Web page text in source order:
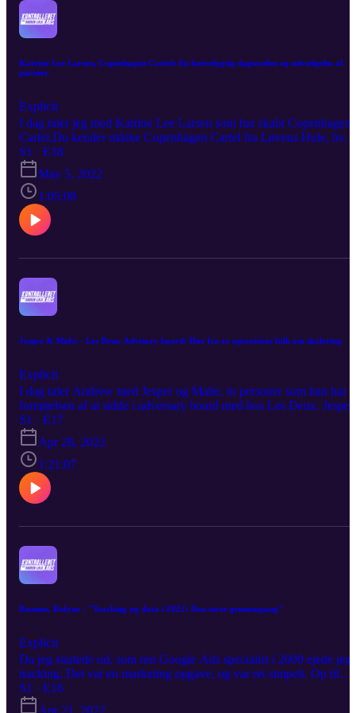
påtager hun sig i de virksomheder hun går ind i? Det og meget
får du svar på i ugens afnsit af #KontrolleretKaos. Det her er min
snak med Business angle, Louise.
Katrine Lee Larsen, Copenhagen Cartel: En bæredygtig dagsorden og udvælgelse af
partner
Explicit
I dag taler jeg med Katrine Lee Larsen som har skabt Copenhagen
Cartel.Du kender måske Copenhagen Cartel fra Løvens Hule, hvor
de fik en investering til at videreudvikle deres bæredygtige
tøjkollektioner. Hvad har hun fået ud af at få en investering og
investor med ombord? Hvad fik Katrine til at indse at hun havde
behov for en partner og hvordan udvalgte hun Anne Karina til at
blive partner?Det og meget mere vi taler om i ugens episode af
Kontrolleret Kaos.
S1 · E18
May 5, 2022
1:05:08
Jesper & Malte - Les Deux Advisory board: Hør fra to operations folk om skalering
Explicit
I dag taler Andrew med Jesper og Malte, to personer som han har
fornøjelsen af at sidde i adversary board med hos Les Deux. Jesper
og Malte er rene operations folk, der ved hvordan du driver en
succesfuld eCommerce virksomhed på daglig basis - fra 100.000
til 100.000.000 kr. Begge har en stor indsigt i fashion branchen fra
både ind- og udland, med erfaringer fra bl.a. fra Peak Performance,
SamsoeSamsoe, samt andre fashion brands. Malte og Jesper var
også begge del af den tidlige periode af Boozt hvor dets store
blev stadfæstet hvor de har mange historier fra. Kom med når
S1 · E17
Apr 28, 2022
1:21:07
Rasmus, Refyne - "Tracking og data i 2022: Den store gennemgang"
Explicit
Da jeg startede ud, som ren Google Ads specialist i 2009 ejede jeg
tracking. Det var en marketing opgave, og var ret simpelt. Op til
Black Friday syntes jeg, at trackingen for en kunde var forkert.
web-bureauet sagde, at alt var fint hev jeg fat i Rasmus fra Refyne.
S1 · E16
Apr 21, 2022